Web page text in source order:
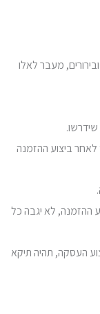
מעבר לאלו
לאחר ביצוע ההזמנה
ההזמנה, לא יגבה כל
האשראי למתן אישור לביצוע העסקה, תהיה תיקא